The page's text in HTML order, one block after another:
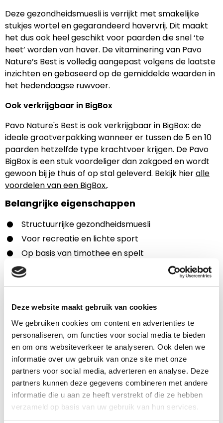
Deze website maakt gebruik van cookies
We gebruiken cookies om content en advertenties te
personaliseren, om functies voor social media te bieden
en om ons websiteverkeer te analyseren. Ook delen we
informatie over uw gebruik van onze site met onze
partners voor social media, adverteren en analyse. Deze
partners kunnen deze gegevens combineren met andere
informatie die u aan ze heeft verstrekt of die ze hebben
verzameld op basis van uw gebruik van hun services.
Deze gezondheidsmuesli is verrijkt met smakelijke
stukjes wortel en gegarandeerd havervrij. Dit maakt
het dus ook heel geschikt voor paarden die snel ‘te
heet’ worden van haver. De vitaminering van Pavo
Nature’s Best is volledig aangepast volgens de laatste
inzichten en gebaseerd op de gemiddelde waarden in
het hedendaagse ruwvoer.
Ook verkrijgbaar in BigBox
Pavo Nature's Best is ook verkrijgbaar in BigBox: de
ideale grootverpakking wanneer er tussen de 5 en 10
paarden hetzelfde type krachtvoer krijgen. De Pavo
BigBox is een stuk voordeliger dan zakgoed en wordt
gewoon bij je thuis of op stal geleverd. Bekijk hieralle
voordelen van een BigBox..
Belangrijke eigenschappen
Structuurrijke gezondheidsmuesli
Voor recreatie en lichte sport
Op basis van timothee en spelt
Alle dagelijkse vitaminen en mineralen
Toepassing
Zeer geschikt voor paarden en pony’s die:
Recreatief gereden worden
Actief zijn in de basissport
Te heet worden van haver
Net onder het zadel zijn
Weinig extra energie nodig hebben (Energy level